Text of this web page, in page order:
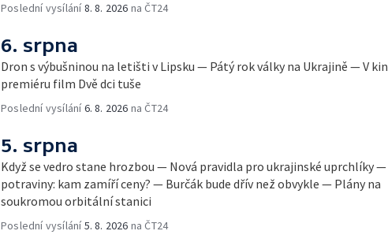
Poslední vysílání8. 8. 2026 na ČT24
6. srpna
Dron s výbušninou na letišti v Lipsku — Pátý rok války na Ukrajině — V
premiéru film Dvě dci tuše
Poslední vysílání6. 8. 2026 na ČT24
5. srpna
Když se vedro stane hrozbou — Nová pravidla pro ukrajinské uprchlíky —
potraviny: kam zamíří ceny? — Burčák bude dřív než obvykle — Plány na
soukromou orbitální stanici
Poslední vysílání5. 8. 2026 na ČT24